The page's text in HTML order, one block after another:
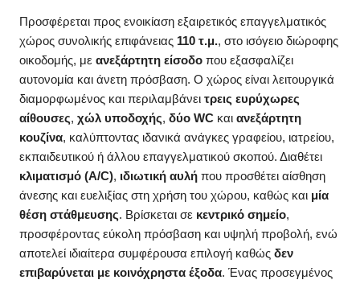
Προσφέρεται προς ενοικίαση εξαιρετικός επαγγελματικός
χώρος συνολικής επιφάνειας 110 τ.μ., στο ισόγειο διώροφης
οικοδομής, με ανεξάρτητη είσοδο που εξασφαλίζει
αυτονομία και άνετη πρόσβαση. Ο χώρος είναι λειτουργικά
διαμορφωμένος και περιλαμβάνει τρεις ευρύχωρες
αίθουσες, χώλ υποδοχής, δύο WC και ανεξάρτητη
κουζίνα, καλύπτοντας ιδανικά ανάγκες γραφείου, ιατρείου,
εκπαιδευτικού ή άλλου επαγγελματικού σκοπού. Διαθέτει
κλιματισμό (A/C), ιδιωτική αυλή που προσθέτει αίσθηση
άνεσης και ευελιξίας στη χρήση του χώρου, καθώς και μία
θέση στάθμευσης. Βρίσκεται σε κεντρικό σημείο,
προσφέροντας εύκολη πρόσβαση και υψηλή προβολή, ενώ
αποτελεί ιδιαίτερα συμφέρουσα επιλογή καθώς δεν
επιβαρύνεται με κοινόχρηστα έξοδα. Ένας προσεγμένος